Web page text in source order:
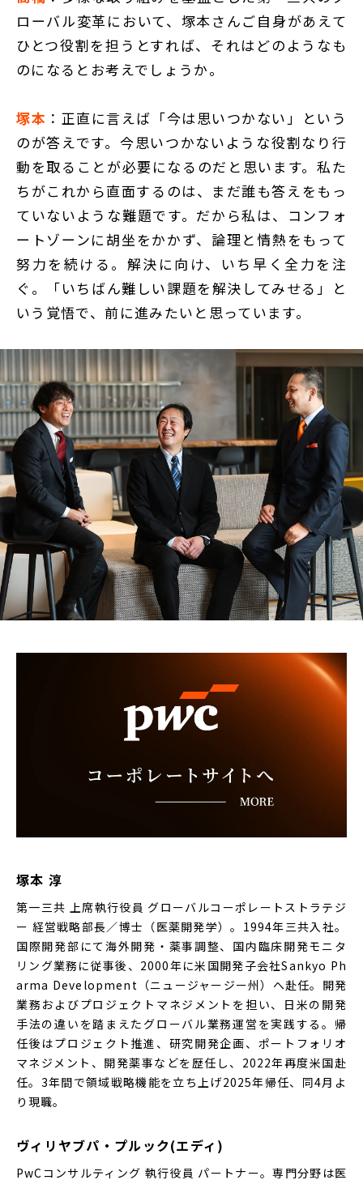
ローバル変革において、塚本さんご自身があえて
ひとつ役割を担うとすれば、それはどのようなも
のになるとお考えでしょうか。
塚本 ：正直に言えば「今は思いつかない」という
のが答えです。今思いつかないような役割なり行
動を取ることが必要になるのだと思います。私た
ちがこれから直面するのは、まだ誰も答えをもっ
ていないような難題です。だから私は、コンフォ
ートゾーンに胡坐をかかず、論理と情熱をもって
努力を続ける。解決に向け、いち早く全力を注
ぐ。「いちばん難しい課題を解決してみせる」と
いう覚悟で、前に進みたいと思っています。
塚本 淳
第一三共 上席執行役員 グローバルコーポレートストラテジ
ー 経営戦略部長／博士（医薬開発学）。1994年三共入社。
国際開発部にて海外開発・薬事調整、国内臨床開発モニタ
リング業務に従事後、2000年に米国開発子会社Sankyo Ph
arma Development（ニュージャージー州）へ赴任。開発
業務およびプロジェクトマネジメントを担い、日米の開発
手法の違いを踏まえたグローバル業務運営を実践する。帰
任後はプロジェクト推進、研究開発企画、ポートフォリオ
マネジメント、開発薬事などを歴任し、2022年再度米国赴
任。3年間で領域戦略機能を立ち上げ2025年帰任、同4月よ
り現職。
ヴィリヤブパ・プルック(エディ)
PwCコンサルティング 執行役員 パートナー。専門分野は医